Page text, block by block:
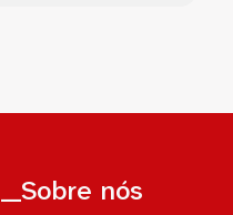
__Sobre nós